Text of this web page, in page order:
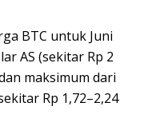
BTC untuk Juni
AS (sekitar Rp 2
maksimum dari
Rp 1,72–2,24